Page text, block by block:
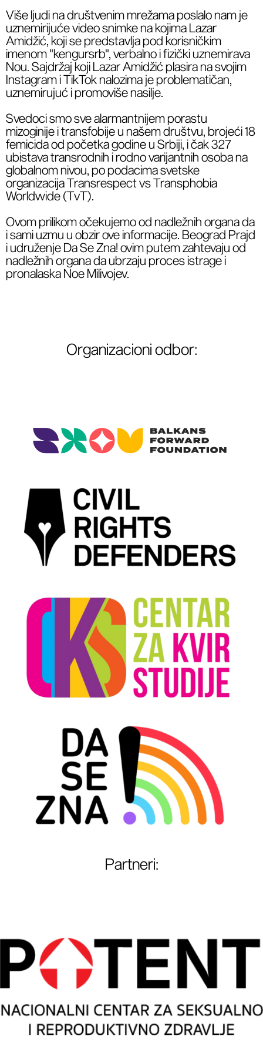
Više ljudi na društvenim mrežama poslalo nam je
uznemirijuće video snimke na kojima Lazar
Amidžić, koji se predstavlja pod korisničkim
imenom "kengursrb", verbalno i fizički uznemirava
Nou. Sajdržaj koji Lazar Amidžić plasira na svojim
Instagram i TikTok nalozima je problematičan,
uznemirujuć i promoviše nasilje.
Svedoci smo sve alarmantnijem porastu
mizoginije i transfobije u našem društvu, brojeći 18
femicida od početka godine u Srbiji, i čak 327
ubistava transrodnih i rodno varijantnih osoba na
globalnom nivou, po podacima svetske
organizacija Transrespect vs Transphobia
Worldwide (TvT).
Ovom prilikom očekujemo od nadležnih organa da
i sami uzmu u obzir ove informacije. Beograd Prajd
i udruženje Da Se Zna! ovim putem zahtevaju od
nadležnih organa da ubrzaju proces istrage i
pronalaska Noe Milivojev.
Organizacioni odbor:
Partneri: